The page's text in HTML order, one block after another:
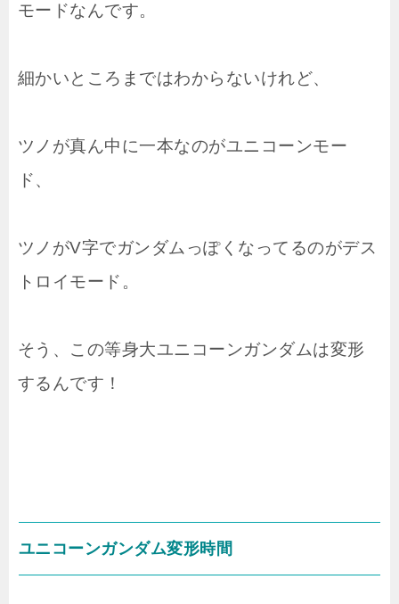
モードなんです。
細かいところまではわからないけれど、
ツノが真ん中に一本なのがユニコーンモー
ド、
ツノがV字でガンダムっぽくなってるのがデス
トロイモード。
そう、この等身大ユニコーンガンダムは変形
するんです！
ユニコーンガンダム変形時間